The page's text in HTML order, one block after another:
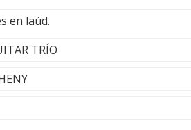
en laúd.
TRÍO